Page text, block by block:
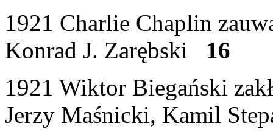
1921 Charlie Chaplin
Konrad J. Zarębski 16
1921 Wiktor Biegański
Jerzy Maśnicki, Kamil